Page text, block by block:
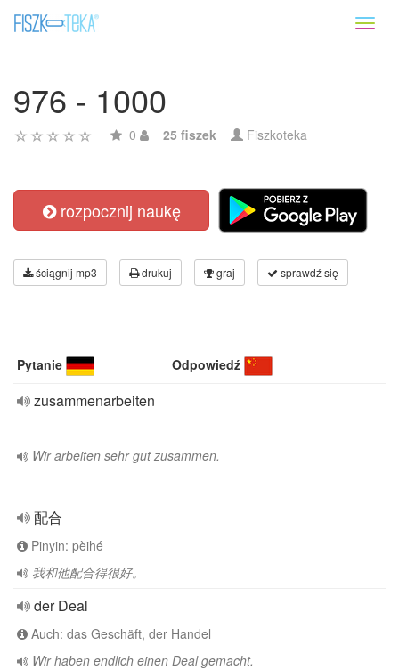
976 - 1000
0 25 fiszek Fiszkoteka
rozpocznij naukę
ściągnij mp3 drukuj graj sprawdź się
Pytanie Odpowiedź
zusammenarbeiten
Wir arbeiten sehr gut zusammen.
配合
Pinyin: pèihé
我和他配合得很好。
der Deal
Auch: das Geschäft, der Handel
Wir haben endlich einen Deal gemacht.